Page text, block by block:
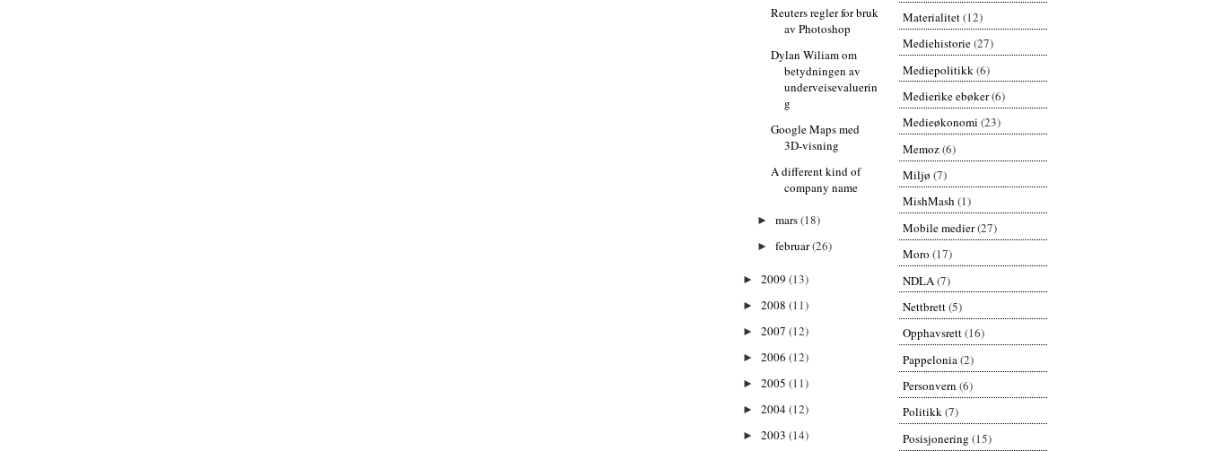
Reuters regler for bruk
av Photoshop
Dylan Wiliam om
betydningen av
underveisevaluerin
g
Google Maps med
3D-visning
A different kind of
company name
► mars(18)
► februar(26)
► 2009 (13)
► 2008 (11)
► 2007 (12)
► 2006 (12)
► 2005 (11)
► 2004(12)
► 2003 (14)
Materialitet(12)
Mediehistorie(27)
Mediepolitikk (6)
Medierike ebøker(6)
Medieøkonomi (23)
Memoz(6)
Miljø (7)
MishMash (1)
Mobile medier(27)
Moro (17)
NDLA (7)
Nettbrett(5)
Opphavsrett(16)
Pappelonia(2)
Personvern (6)
Politikk(7)
Posisjonering (15)